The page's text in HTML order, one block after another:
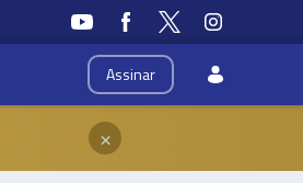
Assinar
×